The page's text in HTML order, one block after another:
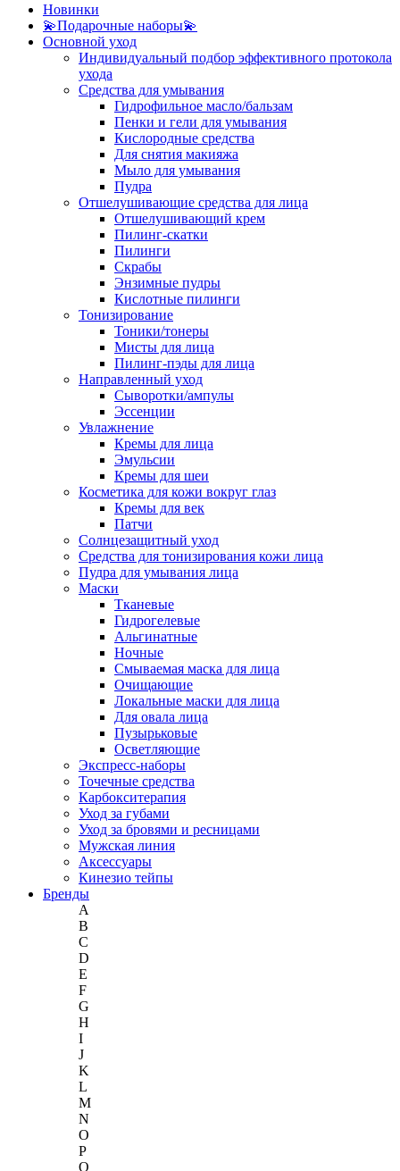
Новинки
💫Подарочные наборы💫
Основной уход
Индивидуальный подбор эффективного протокола
ухода
Средства для умывания
Гидрофильное масло/бальзам
Пенки и гели для умывания
Кислородные средства
Для снятия макияжа
Мыло для умывания
Пудра
Отшелушивающие средства для лица
Отшелушивающий крем
Пилинг-скатки
Пилинги
Скрабы
Энзимные пудры
Кислотные пилинги
Тонизирование
Тоники/тонеры
Мисты для лица
Пилинг-пэды для лица
Направленный уход
Сыворотки/ампулы
Эссенции
Увлажнение
Кремы для лица
Эмульсии
Кремы для шеи
Косметика для кожи вокруг глаз
Кремы для век
Патчи
Солнцезащитный уход
Средства для тонизирования кожи лица
Пудра для умывания лица
Маски
Тканевые
Гидрогелевые
Альгинатные
Ночные
Смываемая маска для лица
Очищающие
Локальные маски для лица
Для овала лица
Пузырьковые
Осветляющие
Экспресс-наборы
Точечные средства
Карбокситерапия
Уход за губами
Уход за бровями и ресницами
Мужская линия
Аксессуары
Кинезио тейпы
Бренды
A
B
C
D
E
F
G
H
I
J
K
L
M
N
O
P
Q